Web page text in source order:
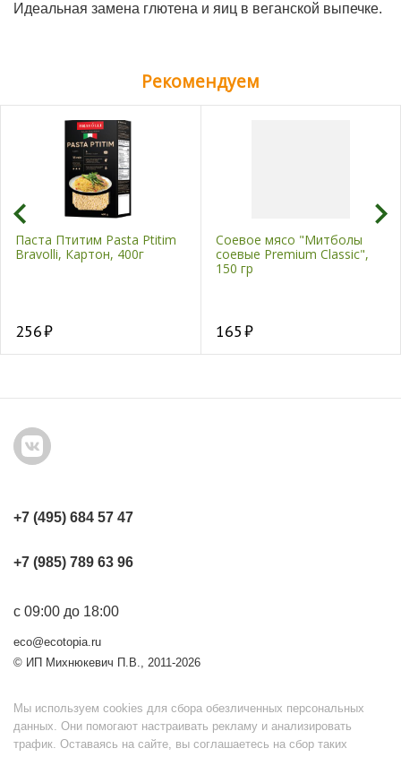
Идеальная замена глютена и яиц в веганской выпечке.
Рекомендуем
Паста Птитим Pasta Ptitim
Bravolli, Картон, 400г
256
Соевое мясо "Митболы
соевые Premium Classic",
150 гр
165
+7 (495) 684 57 47
+7 (985) 789 63 96
с 09:00 до 18:00
eco@ecotopia.ru
© ИП Михнюкевич П.В., 2011-2026
Мы используем cookies для сбора обезличенных персональных
данных. Они помогают настраивать рекламу и анализировать
трафик. Оставаясь на сайте, вы соглашаетесь на сбор таких